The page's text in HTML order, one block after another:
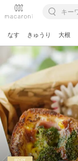
なす きゅうり 大根